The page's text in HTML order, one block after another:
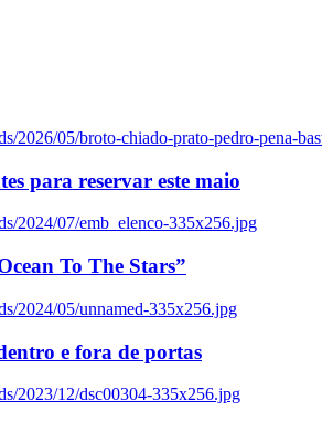
2026/05/broto-chiado-prato-pedro-pena-
para reservar este maio
2024/07/emb_elenco-335x256.jpg
To The Stars”
2024/05/unnamed-335x256.jpg
e fora de portas
2023/12/dsc00304-335x256.jpg